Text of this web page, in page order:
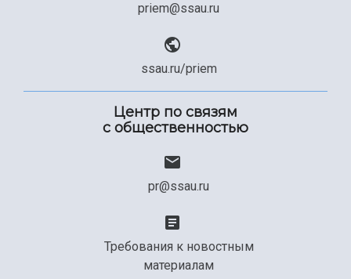
priem@ssau.ru
ssau.ru/priem
Центр по связям
с общественностью
pr@ssau.ru
Требования к новостным
материалам